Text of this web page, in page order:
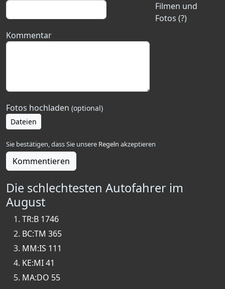
Filmen und
Fotos (?)
Kommentar
Fotos hochladen (optional)
Dateien
Sie bestätigen, dass Sie unsere Regeln akzeptieren
Kommentieren
Die schlechtesten Autofahrer im
August
TR:B 1746
BC:TM 365
MM:IS 111
KE:MI 41
MA:DO 55